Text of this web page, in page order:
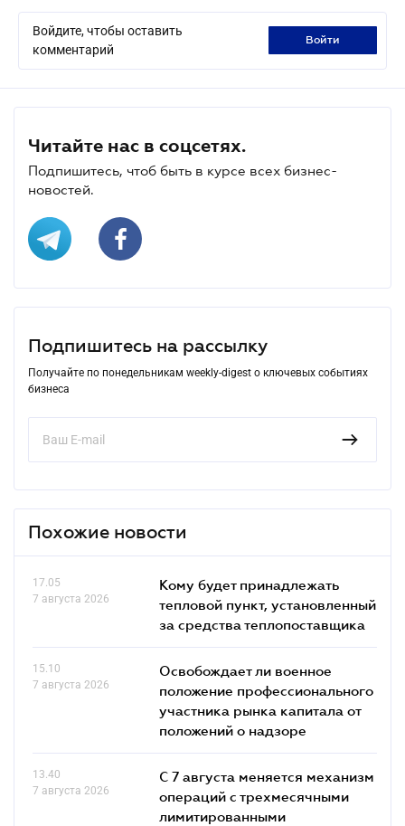
Войдите, чтобы оставить
комментарий
войти
Читайте нас в соцсетях.
Подпишитесь, чтоб быть в курсе всех бизнес-
новостей.
Подпишитесь на рассылку
Получайте по понедельникам weekly-digest о ключевых событиях
бизнеса
Похожие новости
17.05
7 августа 2026
Кому будет принадлежать
тепловой пункт, установленный
за средства теплопоставщика
15.10
7 августа 2026
Освобождает ли военное
положение профессионального
участника рынка капитала от
положений о надзоре
13.40
7 августа 2026
С 7 августа меняется механизм
операций с трехмесячными
лимитированными